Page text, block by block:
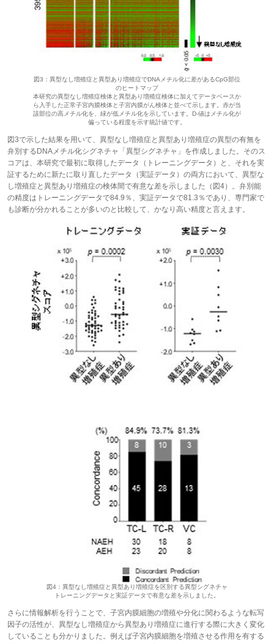
図3：異型なし増殖症と異型あり増殖症でDNAメチル化に差があるCpG部位
のヒートマップ
本研究の異型なし増殖症検体と異型あり増殖症検体に加えてデータベースか
ら入手した正常子宮内膜検体と子宮内膜がん検体と並べて示します。赤が当
該部位の高メチル化を、緑が低メチル化を示しています。D-値はメチル化が
偏っている程度を示す統計値です。
図3で示した結果を用いて、異型なし増殖症と異型あり増殖症の異型の有無を
弁別するDNAメチル化シグネチャ「異型シグネチャ」を作成しました。そのス
コアは、本研究で最初に取得したデータ（トレーニングデータ）と、それを実
証するために新たに取り直したデータ（実証データ）の両方において、異型な
し増殖症と異型あり増殖症の検体間で有意な差を示しました（図4）。弁別能
の精度はトレーニングデータで84.9％、実証データで81.3％であり、専門家で
も診断が分かれることが多いのと比較して、かなり高い精度と言えます。
図4：異型なし増殖症と異型あり増殖症を区別する異型シグネチャ
トレーニングデータと実証データで有意な差を示しました。
さらに情報解析を行うことで、子宮内膜細胞の増殖や分化に関わるような転写
因子の活性が、異型なし増殖症から異型あり増殖症に進行する際に大きく変化
していることも分かりました。例えば子宮内膜細胞を増殖させる作用を有する